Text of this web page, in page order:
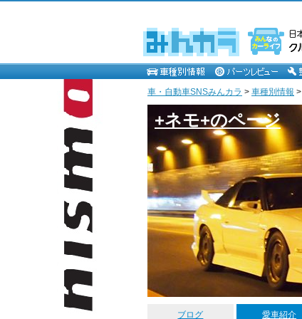
車・自動車SNSみんカラ > 車種別情報 >
+ネモ+のページ
ブログ 愛車紹介